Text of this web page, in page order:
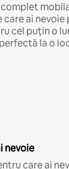
ai nevoie
cel puțin o
la o
nevoie
care ai